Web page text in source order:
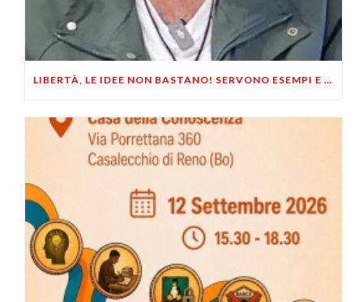
LIBERTÀ, LE IDEE NON BASTANO! SERVONO ESEMPI E UN PO’ DI COERENZA